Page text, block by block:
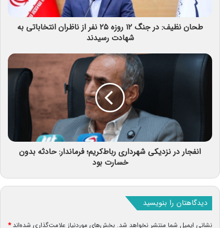
طحان نظیف: در جنگ ۱۲ روزه ۲۵ نفر از ناظران انتخاباتی به
شهادت رسیدند
انفجار در نزدیکی شهرداری رباط‌کریم؛ فرماندار: حادثه بدون
خسارت بود
دیدگاهتان را بنویسید
نشانی ایمیل شما منتشر نخواهد شد. بخش‌های موردنیاز علامت‌گذاری شده‌اند*